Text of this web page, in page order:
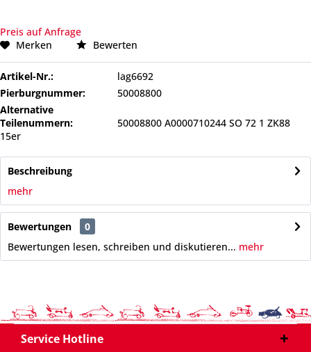
Preis auf Anfrage
Merken
Bewerten
Artikel-Nr.:
lag6692
Pierburgnummer:
50008800
Alternative
Teilenummern:
50008800 A0000710244 SO 72 1 ZK88
15er
Beschreibung
mehr
Bewertungen
0
Bewertungen lesen, schreiben und diskutieren... mehr
Service Hotline